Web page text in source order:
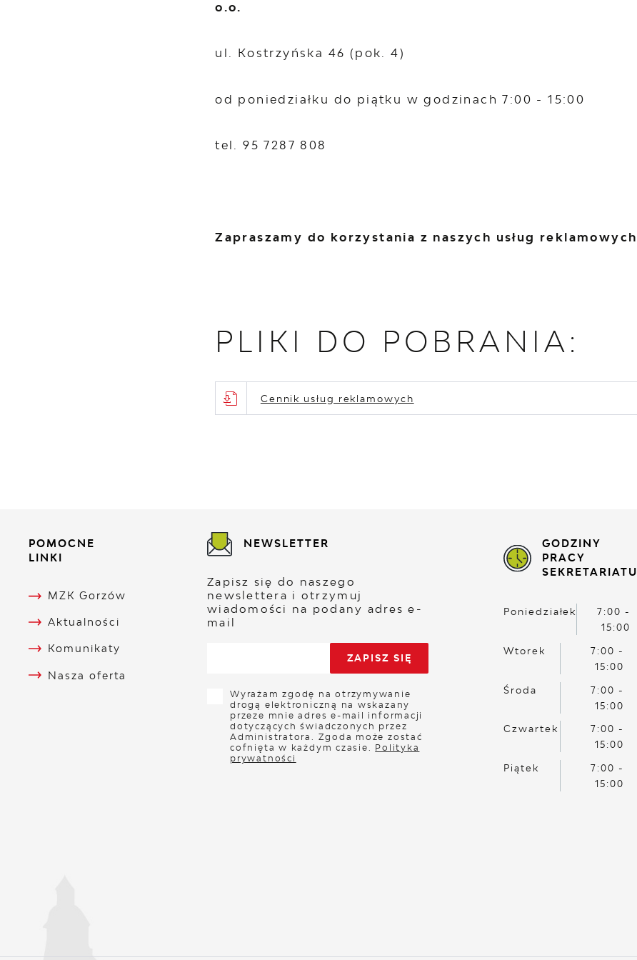
o.o.
ul. Kostrzyńska 46 (pok. 4)
od poniedziałku do piątku w godzinach 7:00 - 15:00
tel. 95 7287 808
Zapraszamy do korzystania z naszych usług reklamowych
PLIKI DO POBRANIA:
Cennik usług reklamowych
POMOCNE
LINKI
MZK Gorzów
Aktualności
Komunikaty
Nasza oferta
NEWSLETTER
Zapisz się do naszego
newslettera i otrzymuj
wiadomości na podany adres e-
mail
Wyrażam zgodę na otrzymywanie
drogą elektroniczną na wskazany
przeze mnie adres e-mail informacji
dotyczących świadczonych przez
Administratora. Zgoda może zostać
cofnięta w każdym czasie. Polityka
prywatności
GODZINY
PRACY
SEKRETARIATU
Poniedziałek
7:00 -
15:00
Wtorek
7:00 -
15:00
Środa
7:00 -
15:00
Czwartek
7:00 -
15:00
Piątek
7:00 -
15:00